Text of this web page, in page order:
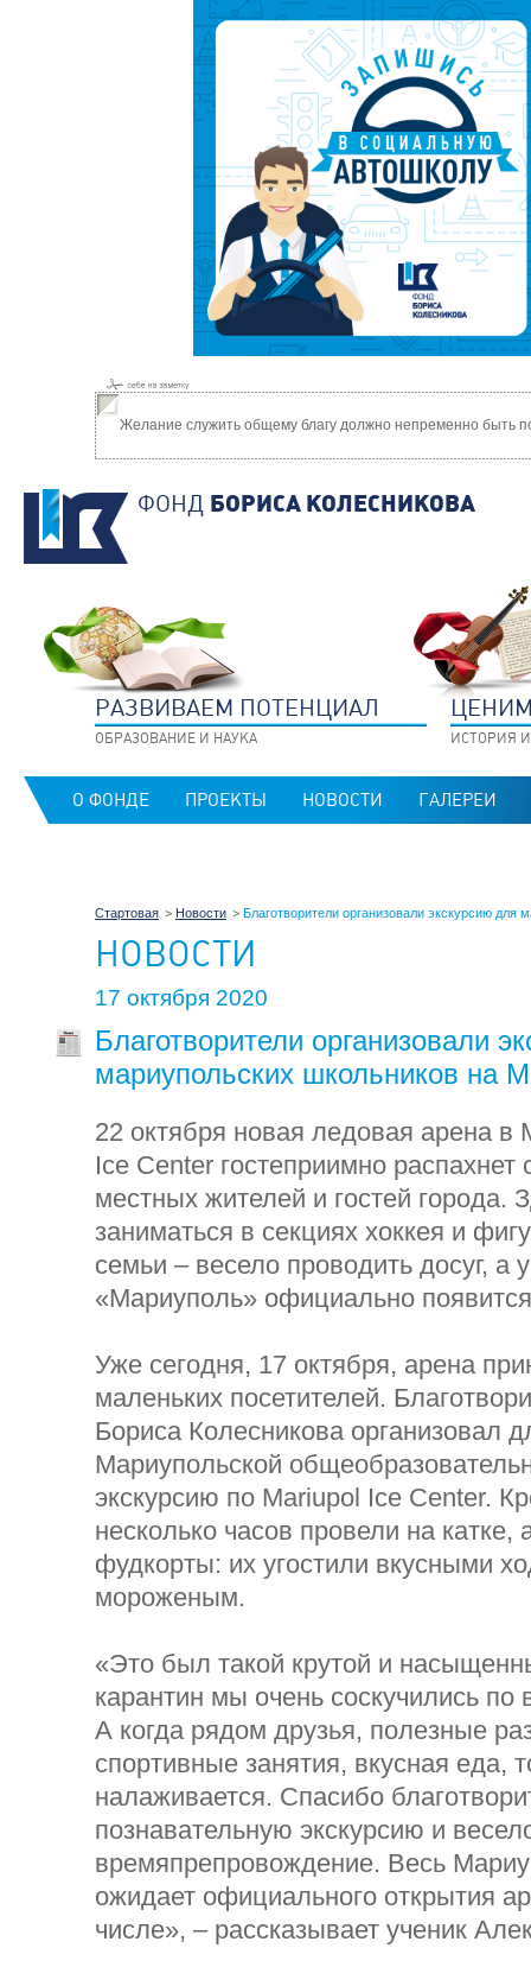
Желание служить общему благу должно непременно быть
ФОНД БОРИСА КОЛЕСНИКОВА
РАЗВИВАЕМ ПОТЕНЦИАЛ
ОБРАЗОВАНИЕ И НАУКА ИСТОРИЯ
О ФОНДЕ ПРОЕКТЫ НОВОСТИ ГАЛЕРЕИ
Стартовая Новости Благотворители организовали экскурсию для
НОВОСТИ
17 октября 2020
Благотворители организовали
мариупольских школьников на
22 октября новая ледовая арена в
Ice Center гостеприимно распахнет
местных жителей и гостей города.
заниматься в секциях хоккея и
семьи – весело проводить досуг, а
«Мариуполь» официально
Уже сегодня, 17 октября, арена
маленьких посетителей.
Бориса Колесникова организовал
Мариупольской
экскурсию по Mariupol Ice Center.
несколько часов провели на катке,
фудкорты: их угостили вкусными
мороженым.
«Это был такой крутой и
карантин мы очень соскучились
А когда рядом друзья, полезные
спортивные занятия, вкусная еда,
налаживается. Спасибо
познавательную экскурсию и
времяпрепровождение. Весь
ожидает официального открытия
числе», – рассказывает ученик